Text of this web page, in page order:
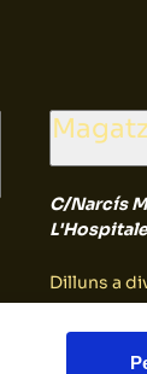
C/Narcís
Dilluns a
8:00 a